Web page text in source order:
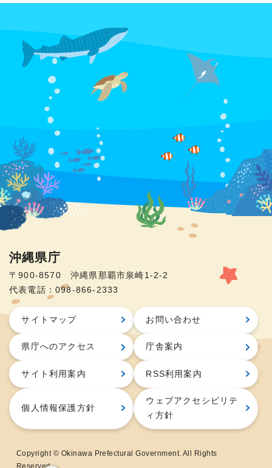
沖縄県庁
〒900-8570 沖縄県那覇市泉崎1-2-2
代表電話：098-866-2333
サイトマップ お問い合わせ
県庁へのアクセス 庁舎案内
サイト利用案内 RSS利用案内
個人情報保護方針
ウェブアクセシビリテ
ィ方針
Copyright © Okinawa Prefectural Government. All Rights
Reserved.